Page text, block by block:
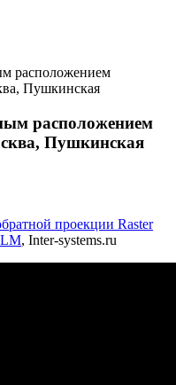
расположением
Пушкинская
расположением
Пушкинская
проекции Raster
LM, Inter-systems.ru